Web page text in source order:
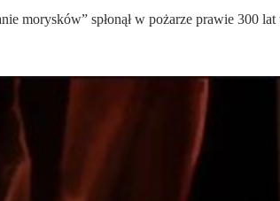
morysków” spłonął w pożarze prawie 300